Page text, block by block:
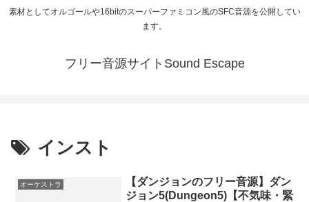
素材としてオルゴールや16bitのスーパーファミコン風のSFC音源を公開してい
ます。
フリー音源サイトSound Escape
インスト
オーケストラ
【ダンジョンのフリー音源】ダン
ジョン5(Dungeon5)【不気味・緊